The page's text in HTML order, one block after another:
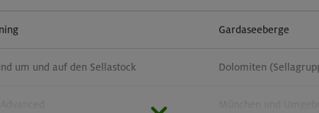
Gardaseeberge
um und auf den Sellastock Dolomiten